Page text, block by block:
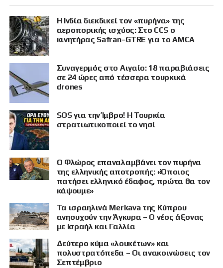
Η Ινδία διεκδικεί τον «πυρήνα» της
αεροπορικής ισχύος: Στο CCS ο
κινητήρας Safran–GTRE για το AMCA
Συναγερμός στο Αιγαίο: 18 παραβιάσεις
σε 24 ώρες από τέσσερα τουρκικά
drones
SOS για την Ίμβρο! Η Τουρκία
στρατιωτικοποιεί το νησί
Ο Φλώρος επαναλαμβάνει τον πυρήνα
της ελληνικής αποτροπής: «Όποιος
πατήσει ελληνικό έδαφος, πρώτα θα τον
κάψουμε»
Τα ισραηλινά Merkava της Κύπρου
ανησυχούν την Άγκυρα – Ο νέος άξονας
με Ισραήλ και Γαλλία
Δεύτερο κύμα «λουκέτων» και
πολυστρατόπεδα – Οι ανακοινώσεις τον
Σεπτέμβριο